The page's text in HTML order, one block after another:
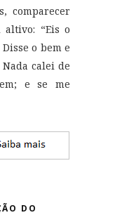
comparecer
“Eis o
o bem e
calei de
e se me
DO